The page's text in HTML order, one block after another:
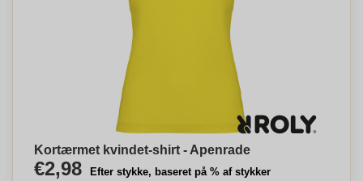
Kortærmet kvindet-shirt - Apenrade
€2,98 Efter stykke, baseret på % af stykker